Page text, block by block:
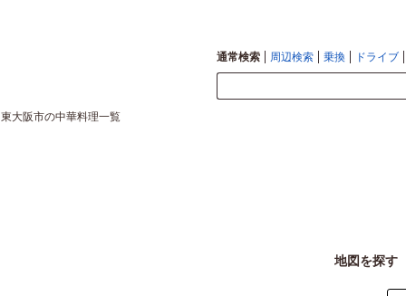
通常検索 周辺検索 乗換 ドライブ
東大阪市の中華料理一覧
地図を探す